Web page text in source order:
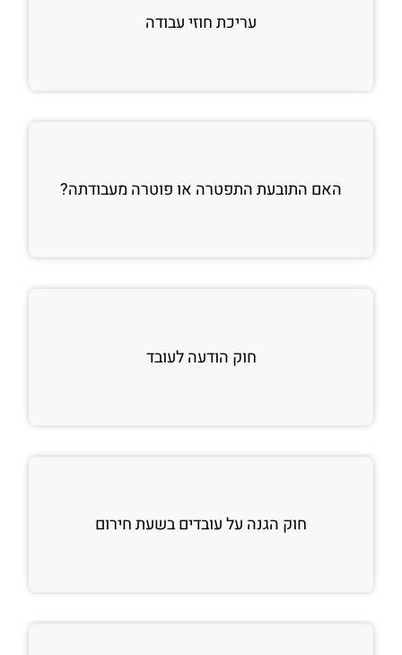
עריכת חוזי עבודה
האם התובעת התפטרה או פוטרה מעבודתה?
חוק הודעה לעובד
חוק הגנה על עובדים בשעת חירום